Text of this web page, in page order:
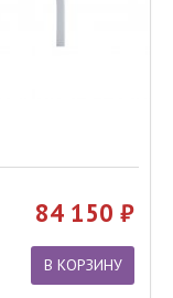
84 150
В КОРЗИНУ